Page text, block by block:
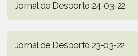
Jornal de Desporto 24-03-22
Jornal de Desporto 23-03-22